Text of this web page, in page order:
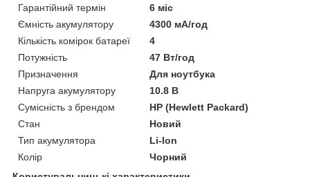
Гарантійний термін
6 міс
Ємність акумулятору
4300 мА/год
Кількість комірок батареї
4
Потужність
47 Вт/год
Призначення
Для ноутбука
Напруга акумулятору
10.8 В
Сумісність з брендом
HP (Hewlett Packard)
Стан
Новий
Тип акумулятора
Li-Ion
Колір
Чорний